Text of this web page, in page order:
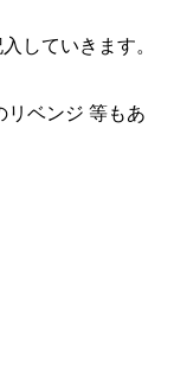
していきます。
リベンジ 等もあ